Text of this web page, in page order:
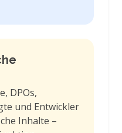
DPOs,
und Entwickler
Inhalte –